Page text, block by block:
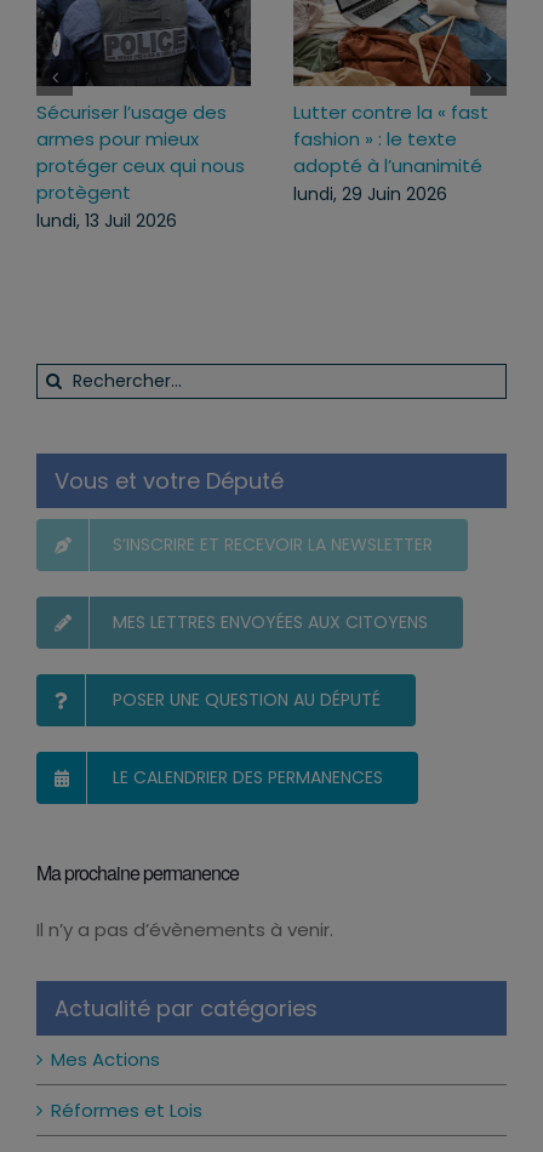
l’usage des
mieux
qui nous
2026
Lutter contre la « fast
fashion » : le texte
adopté à l’unanimité
lundi, 29 Juin 2026
Loi
pourquoi
ce texte
mercredi,
Rechercher:
Vous et votre Député
S’INSCRIRE ET RECEVOIR LA NEWSLETTER
MES LETTRES ENVOYÉES AUX CITOYENS
POSER UNE QUESTION AU DÉPUTÉ
LE CALENDRIER DES PERMANENCES
Ma prochaine permanence
Notice
Il n’y a pas d’évènements à venir.
Actualité par catégories
Mes Actions
Réformes et Lois